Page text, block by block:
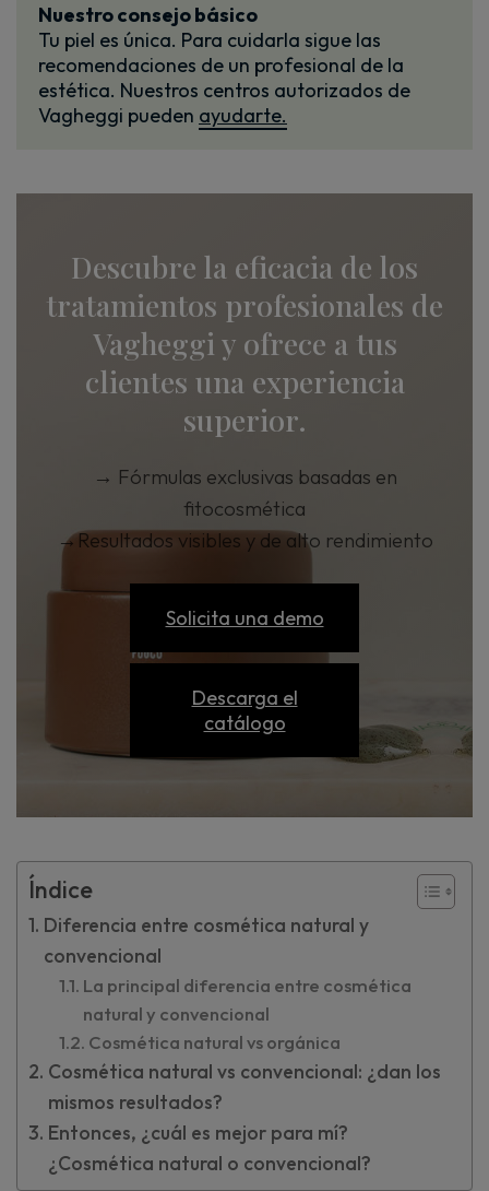
Nuestro consejo básico
Tu piel es única. Para cuidarla sigue las
recomendaciones de un profesional de la
estética. Nuestros centros autorizados de
Vagheggi pueden ayudarte.
Descubre la eficacia de los
tratamientos profesionales de
Vagheggi y ofrece a tus
clientes una experiencia
superior.
→ Fórmulas exclusivas basadas en
fitocosmética
→Resultados visibles y de alto rendimiento
Solicita una demo
Descarga el
catálogo
Índice
Diferencia entre cosmética natural y
convencional
La principal diferencia entre cosmética
natural y convencional
Cosmética natural vs orgánica
Cosmética natural vs convencional: ¿dan los
mismos resultados?
Entonces, ¿cuál es mejor para mí?
¿Cosmética natural o convencional?